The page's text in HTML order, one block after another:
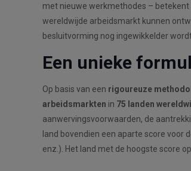
met nieuwe werkmethodes –
wereldwijde arbeidsmarkt kunnen
besluitvorming nog ingewikkelder
Een unieke
Op basis van een rigoureuze
arbeidsmarkten in 75 landen
aanwervingsvoorwaarden, de
land bovendien een aparte score
enz.). Het land met de hoogste score